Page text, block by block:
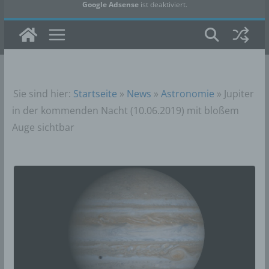
Google Adsenseist deaktiviert.
✓ Erlauben Datenschutzbedingungen
Sie sind hier: Startseite » News » Astronomie » Jupiter
in der kommenden Nacht (10.06.2019) mit bloßem
Auge sichtbar